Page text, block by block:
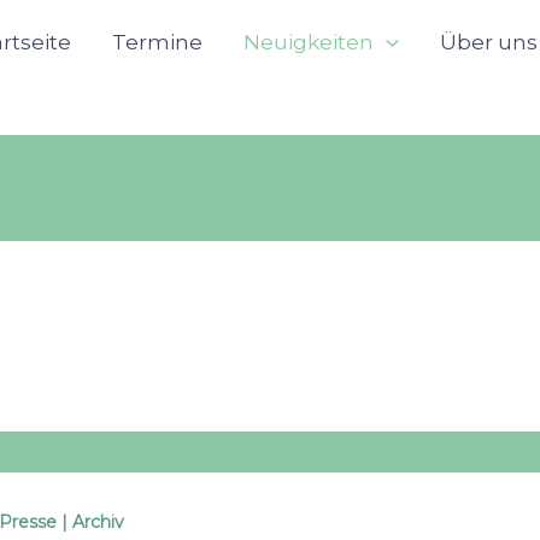
Termine Neuigkeiten Über uns
Presse | Archiv